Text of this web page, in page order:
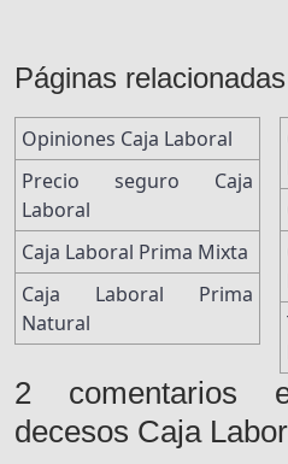
Páginas relacionadas
Opiniones Caja Laboral
Precio seguro Caja
Laboral
Caja Laboral Prima Mixta
Caja Laboral Prima
Natural
2 comentarios
decesos Caja